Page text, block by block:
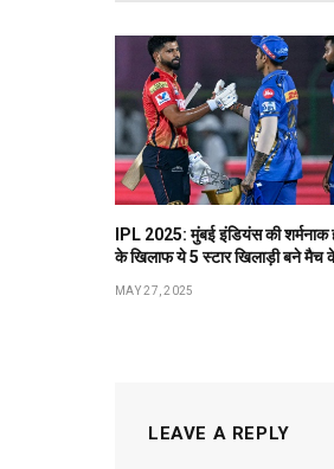
IPL 2025: मुंबई इंडियंस की शर्मनाक
के खिलाफ ये 5 स्टार खिलाड़ी बने मैच
MAY 27, 2025
LEAVE A REPLY